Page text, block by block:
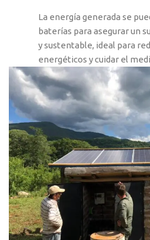
VER
La energía generada se
baterías para asegurar un
y sustentable, ideal para
energéticos y cuidar el